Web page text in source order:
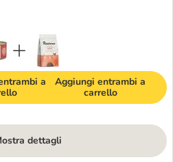
a
Aggiungi entrambi a
carrello
dettagli